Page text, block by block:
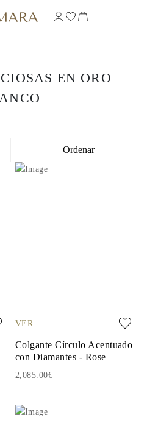
EN ORO
Ordenar
VER
Colgante Círculo Acentuado
con Diamantes - Rose
2,085.00€